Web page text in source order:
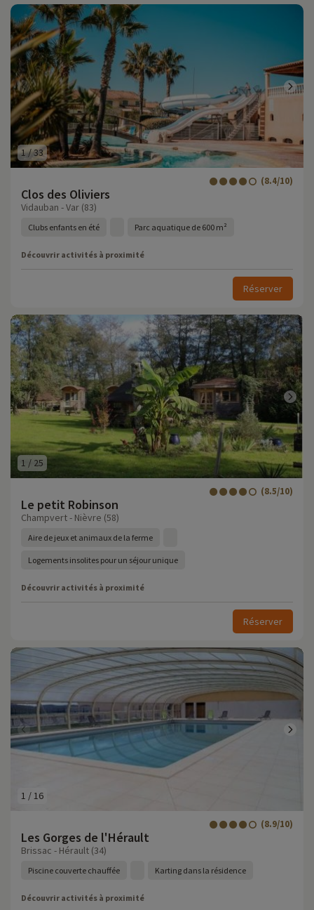
1/33
Clos des Oliviers
(8.4/10)
Vidauban - Var (83)
Clubs enfants en été Parc aquatique de 600 m²
Découvrir activités à proximité
Réserver
1 / 25
Le petit Robinson
(8.5/10)
Champvert - Nièvre (58)
Aire de jeux et animaux de la ferme
Logements insolites pour un séjour unique
Découvrir activités à proximité
Réserver
1 /16
Les Gorges de l'Hérault
(8.9/10)
Brissac - Hérault (34)
Piscine couverte chauffée Karting dans la résidence
Découvrir activités à proximité